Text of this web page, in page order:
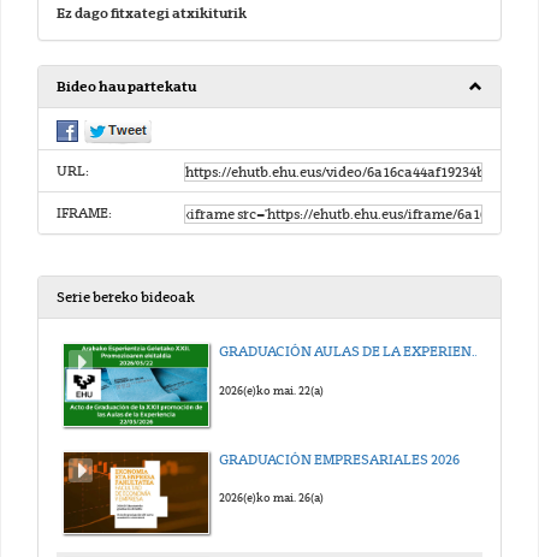
Ez dago fitxategi atxikiturik
Bideo hau partekatu
URL:
IFRAME:
Serie bereko bideoak
GRADUACIÓN AULAS DE LA EXPERIENCIA 2026
2026(e)ko mai. 22(a)
GRADUACIÓN EMPRESARIALES 2026
2026(e)ko mai. 26(a)